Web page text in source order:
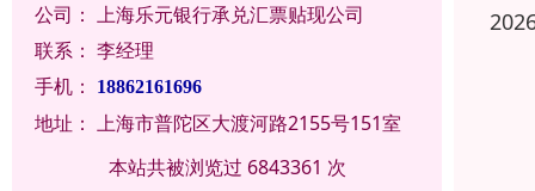
公司： 上海乐元银行承兑汇票贴现公司
联系： 李经理
手机：
18862161696
地址： 上海市普陀区大渡河路2155号151室
本站共被浏览过 6843361 次